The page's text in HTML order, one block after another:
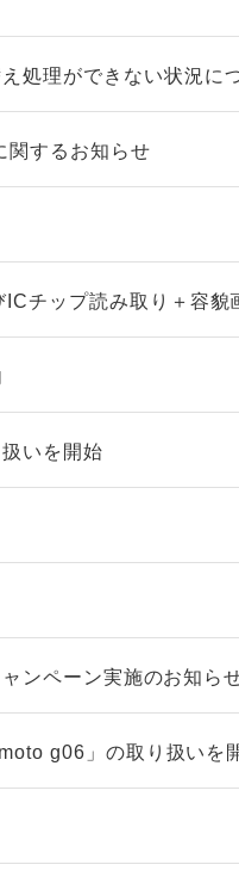
処理ができない状況に
するお知らせ
チップ読み取り＋容貌
いを開始
ンペーン実施のお知ら
g06」の取り扱いを